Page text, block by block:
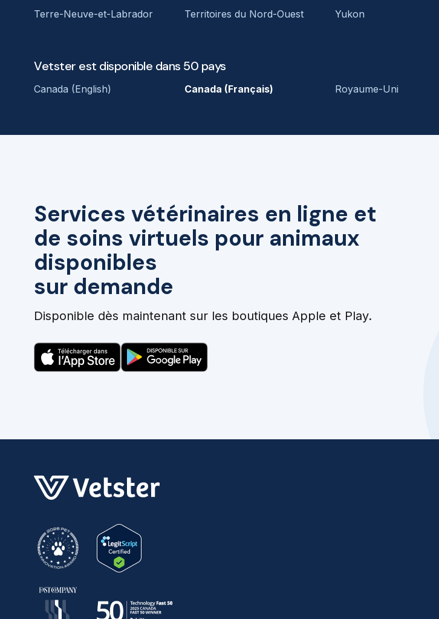
Services vétérinaires en ligne et
de soins virtuels pour animaux
disponibles
sur demande
Disponible dès maintenant sur les boutiques Apple et Play.
Terre-Neuve-et-Labrador
Territoires du Nord-Ouest Yukon
Vetster est disponible dans 50 pays
Canada (English) Canada (Français) Royaume-Uni